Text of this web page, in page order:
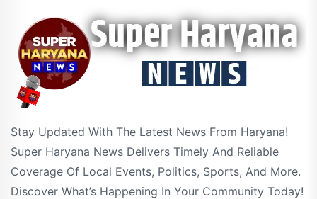
Stay Updated With The Latest News From Haryana!
Super Haryana News Delivers Timely And Reliable
Coverage Of Local Events, Politics, Sports, And More.
Discover What’s Happening In Your Community Today!